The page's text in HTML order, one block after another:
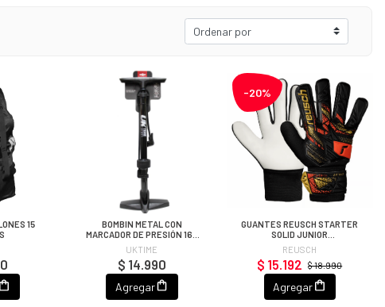
15
BOMBIN METAL CON
MARCADOR DE PRESIÓN 160
PSI
UKTIME
$ 14.990
Agregar
-20%
GUANTES REUSCH STARTER
SOLID JUNIOR
NEGRO/DORADO/ROJO
REUSCH
$ 18.990
$ 15.192
Agregar